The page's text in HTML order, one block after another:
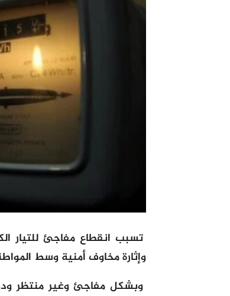
تسبب انقطاع مفاجئ للتيار
وإثارة مخاوف أمنية وسط
وبشكل مفاجئ وغير منتظر